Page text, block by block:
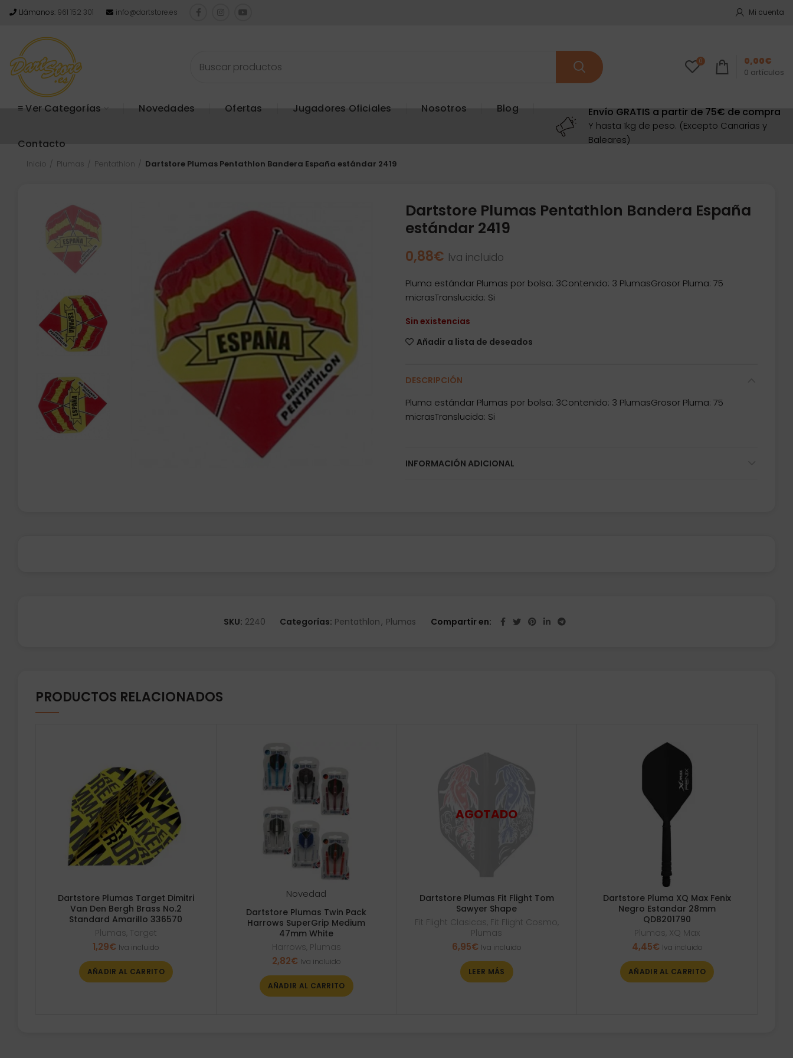
Llámanos: 961 152 301 info@dartstore.es Mi cuenta
0
0 artículos
0,00€
≡ Ver Categorías Novedades Ofertas Jugadores Oficiales Nosotros Blog
Contacto
Envío GRATIS a partir de 75€ de compra
Y hasta 1kg de peso. (Excepto Canarias y
Baleares)
Inicio Plumas Pentathlon Dartstore Plumas Pentathlon Bandera España estándar 2419
Dartstore Plumas Pentathlon Bandera España
estándar 2419
0,88€ Iva incluido
Pluma estándar Plumas por bolsa: 3Contenido: 3 PlumasGrosor Pluma: 75
micrasTranslucida: Si
Sin existencias
Añadir a lista de deseados
DESCRIPCIÓN
Pluma estándar Plumas por bolsa: 3Contenido: 3 PlumasGrosor Pluma: 75
micrasTranslucida: Si
INFORMACIÓN ADICIONAL
SKU: 2240 Categorías: Pentathlon, Plumas Compartir en
PRODUCTOS RELACIONADOS
Dartstore Plumas Target Dimitri
Van Den Bergh Brass No.2
Standard Amarillo 336570
Plumas, Target
1,29€ Iva incluido
AÑADIR AL CARRITO
Novedad
Dartstore Plumas Twin Pack
Harrows SuperGrip Medium
47mm White
Harrows, Plumas
2,82€ Iva incluido
AÑADIR AL CARRITO
Dartstore Plumas Fit Flight Tom
Sawyer Shape
Fit Flight Clasicas, Fit Flight Cosmo,
Plumas
6,95€ Iva incluido
LEER MÁS
Dartstore Pluma XQ Max Fenix
Negro Estandar 28mm
QD8201790
Plumas, XQ Max
4,45€ Iva incluido
AÑADIR AL CARRITO